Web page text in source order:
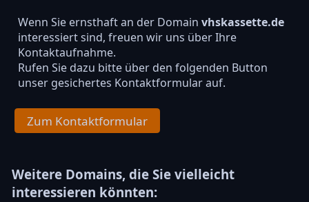
Wenn Sie ernsthaft an der Domain vhskassette.de
interessiert sind, freuen wir uns über Ihre
Kontaktaufnahme.
Rufen Sie dazu bitte über den folgenden Button
unser gesichertes Kontaktformular auf.
Zum Kontaktformular
Weitere Domains, die Sie vielleicht
interessieren könnten: